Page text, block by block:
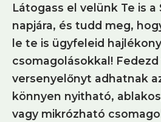
Látogass el velünk Te is a
napjára, és tudd meg,
le te is ügyfeleid
csomagolásokkal!
versenyelőnyt adhatnak
könnyen nyitható,
vagy mikrózható